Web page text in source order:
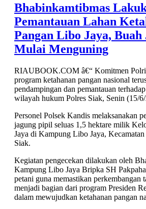
Bhabinkamtibmas
Pemantauan Lahan
Pangan Libo Jaya, Buah
Mulai Menguning
RIAUBOOK.COM â€“ Komitmen Polri
program ketahanan pangan nasional
pendampingan dan pemantauan
wilayah hukum Polres Siak, Senin (15/
Personel Polsek Kandis melaksanakan
jagung pipil seluas 1,5 hektare milik
Jaya di Kampung Libo Jaya,
Siak.
Kegiatan pengecekan dilakukan oleh
Kampung Libo Jaya Bripka SH
petani guna memastikan perkembangan
menjadi bagian dari program Presiden
dalam mewujudkan ketahanan pangan